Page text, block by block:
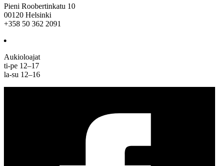
Pieni Roobertinkatu 10
00120 Helsinki
+358 50 362 2091
Aukioloajat
ti-pe 12–17
la-su 12–16